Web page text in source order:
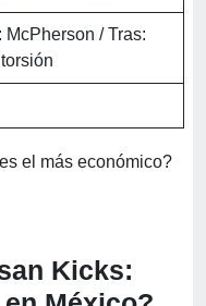
McPherson / Tras:
el más económico?
Kicks: